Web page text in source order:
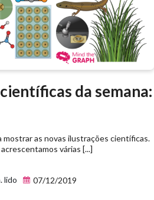
da semana:
mostrar as novas ilustrações científicas.
várias [...]
lido 07/12/2019